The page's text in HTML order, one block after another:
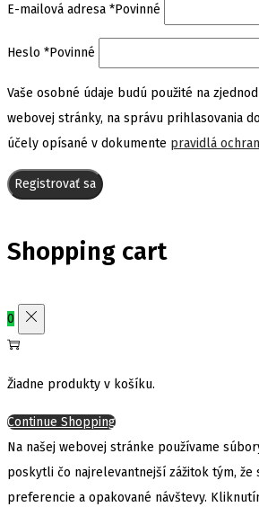
E-mailová adresa *Povinné
Heslo *Povinné
Vaše osobné údaje budú použité na
webovej stránky, na správu prihlasovania
účely opísané v dokumente pravidlá
Registrovať sa
Shopping cart
0
Žiadne produkty v košíku.
Continue Shopping
Na našej webovej stránke používame
poskytli čo najrelevantnejší zážitok tým, že
preferencie a opakované návštevy.